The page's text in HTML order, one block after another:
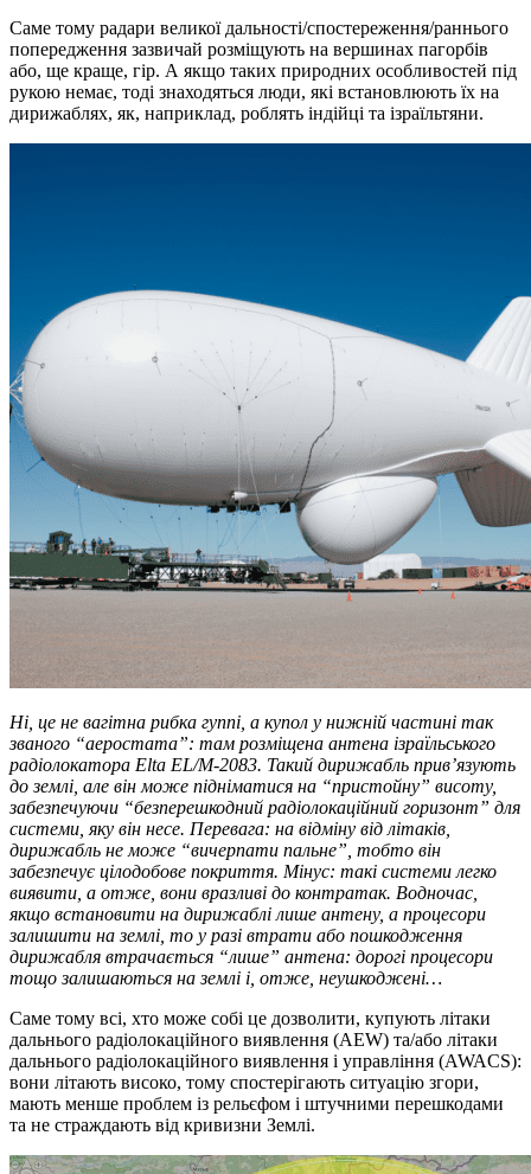
Саме тому радари великої дальності/спостереження/раннього
попередження зазвичай розміщують на вершинах пагорбів
або, ще краще, гір. А якщо таких природних особливостей під
рукою немає, тоді знаходяться люди, які встановлюють їх на
дирижаблях, як, наприклад, роблять індійці та ізраїльтяни.
Ні, це не вагітна рибка гуппі, а купол у нижній частині так
званого “аеростата”: там розміщена антена ізраїльського
радіолокатора Elta EL/M-2083. Такий дирижабль прив’язують
до землі, але він може підніматися на “пристойну” висоту,
забезпечуючи “безперешкодний радіолокаційний горизонт” для
системи, яку він несе. Перевага: на відміну від літаків,
дирижабль не може “вичерпати пальне”, тобто він
забезпечує цілодобове покриття. Мінус: такі системи легко
виявити, а отже, вони вразливі до контратак. Водночас,
якщо встановити на дирижаблі лише антену, а процесори
залишити на землі, то у разі втрати або пошкодження
дирижабля втрачається “лише” антена: дорогі процесори
тощо залишаються на землі і, отже, неушкоджені…
Саме тому всі, хто може собі це дозволити, купують літаки
дальнього радіолокаційного виявлення (AEW) та/або літаки
дальнього радіолокаційного виявлення і управління (AWACS):
вони літають високо, тому спостерігають ситуацію згори,
мають менше проблем із рельєфом і штучними перешкодами
та не страждають від кривизни Землі.